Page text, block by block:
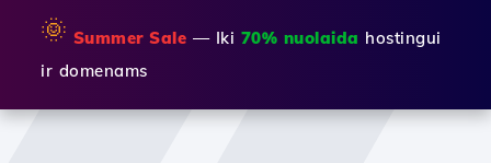
🌞 Summer Sale — Iki 70% nuolaida hostingui
ir domenams